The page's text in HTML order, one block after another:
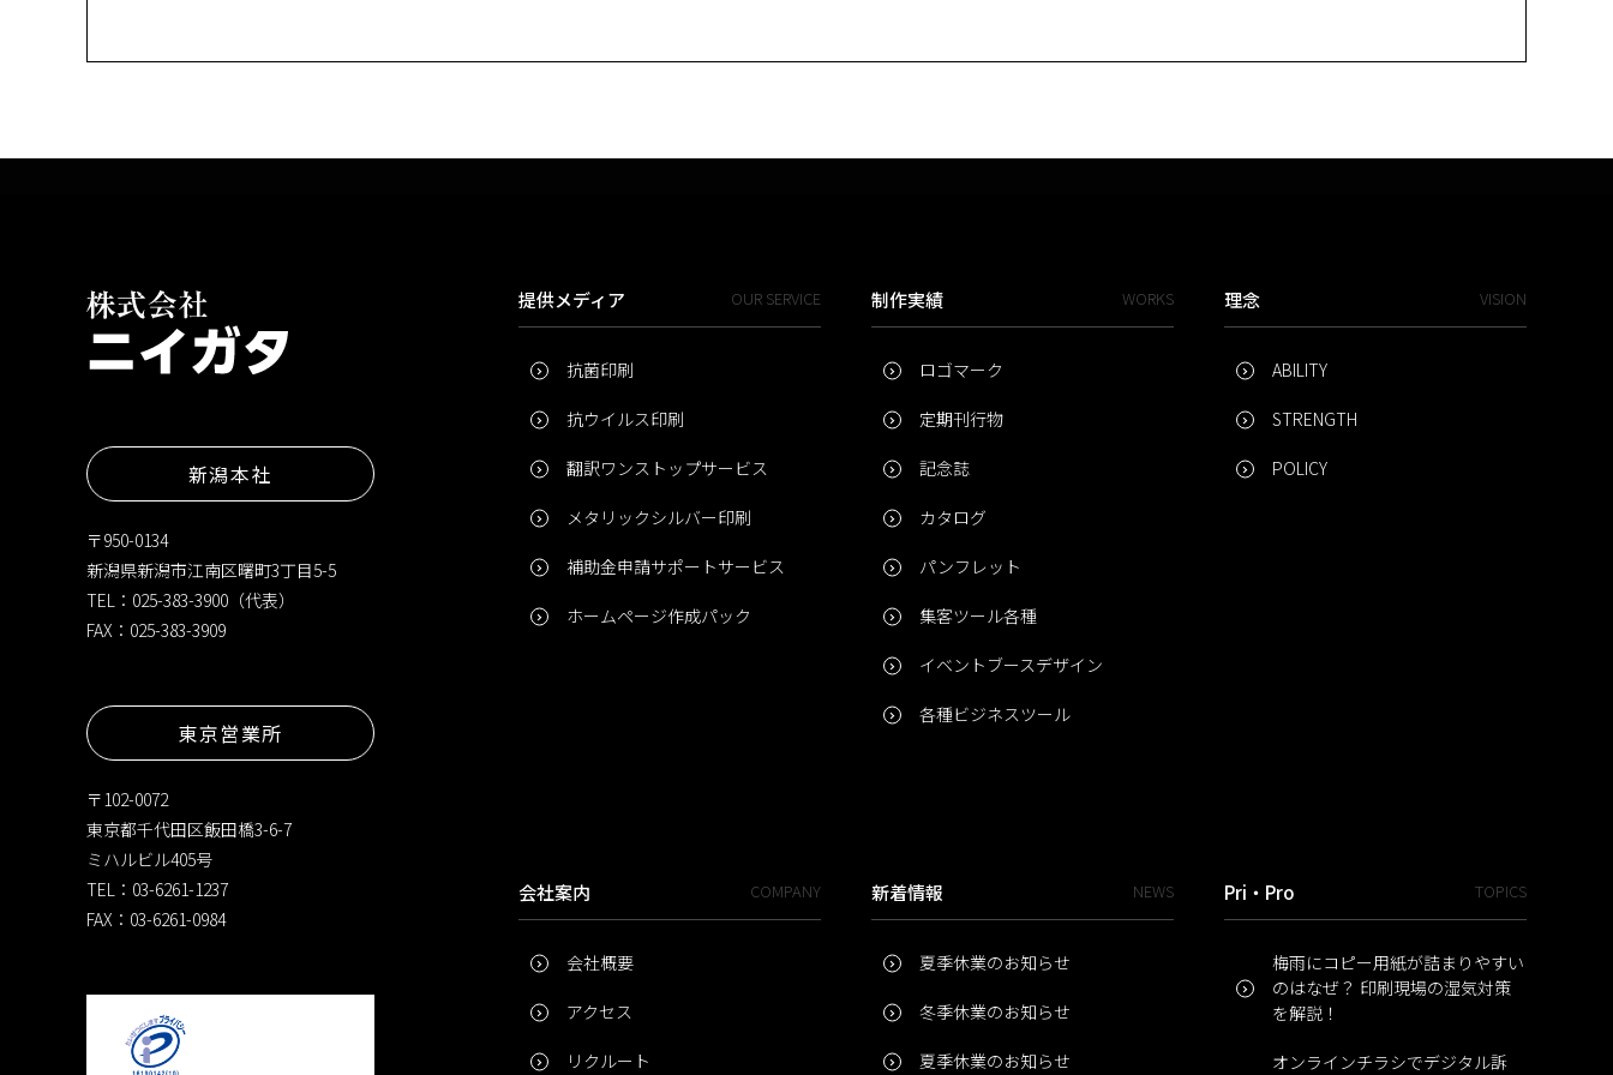
新潟本社
〒950-0134
新潟県新潟市江南区曙町3丁目5-5
TEL：025-383-3900（代表）
FAX：025-383-3909
東京営業所
〒102-0072
東京都千代田区飯田橋3-6-7
ミハルビル405号
TEL：03-6261-1237
FAX：03-6261-0984
提供メディア OUR SERVICE
抗菌印刷
抗ウイルス印刷
翻訳ワンストップサービス
メタリックシルバー印刷
補助金申請サポートサービス
ホームページ作成パック
制作実績 WORKS
ロゴマーク
定期刊行物
記念誌
カタログ
パンフレット
集客ツール各種
イベントブースデザイン
各種ビジネスツール
理念 VISION
ABILITY
STRENGTH
POLICY
会社案内 COMPANY
会社概要
アクセス
リクルート
新着情報 NEWS
夏季休業のお知らせ
冬季休業のお知らせ
夏季休業のお知らせ
Pri・Pro TOPICS
梅雨にコピー用紙が詰まりやすい
のはなぜ？ 印刷現場の湿気対策
を解説！
オンラインチラシでデジタル訴